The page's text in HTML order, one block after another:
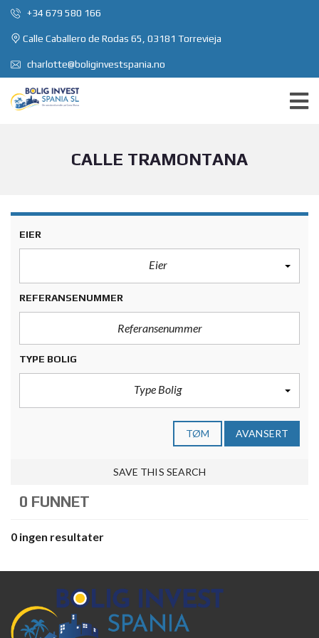
+34 679 580 166
Calle Caballero de Rodas 65, 03181 Torrevieja
charlotte@boliginvestspania.no
CALLE TRAMONTANA
EIER
Eier
REFERANSENUMMER
TYPE BOLIG
Type Bolig
TØM AVANSERT
SAVE THIS SEARCH
0 FUNNET
0 ingen resultater